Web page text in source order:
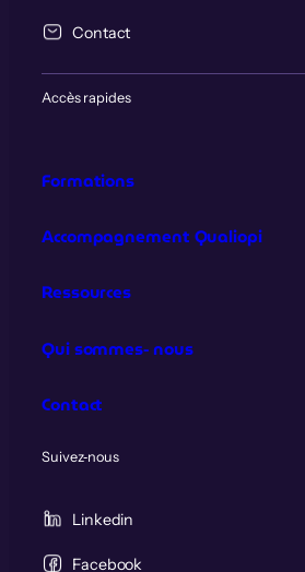
Contact
Accès rapides
Formations
Accompagnement Qualiopi
Ressources
Qui sommes‑nous
Contact
Suivez‑nous
Linkedin
Facebook